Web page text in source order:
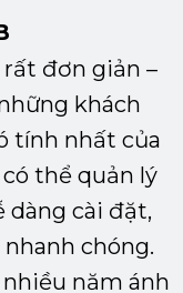
đơn giản –
khách
tính nhất của
thể quản lý
dàng cài đặt,
chóng.
năm ánh